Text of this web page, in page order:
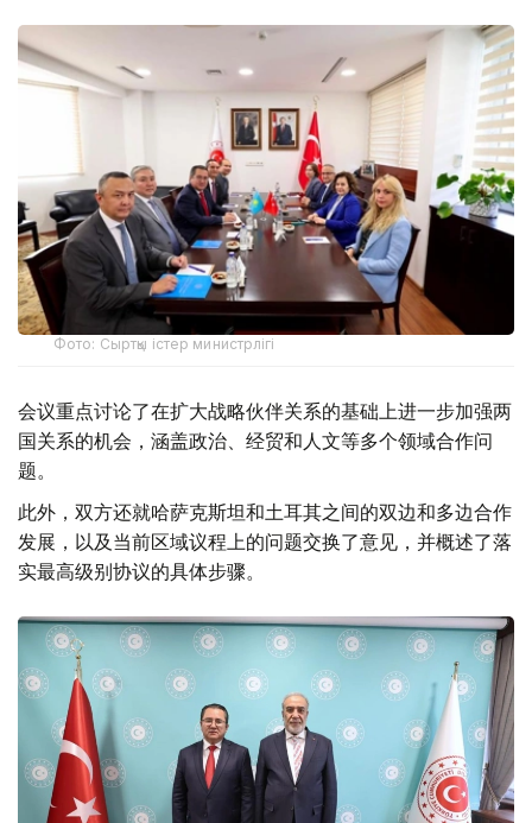
Фото: Сыртқы істер министрлігі
会议重点讨论了在扩大战略伙伴关系的基础上进一步加强两
国关系的机会，涵盖政治、经贸和人文等多个领域合作问
题。
此外，双方还就哈萨克斯坦和土耳其之间的双边和多边合作
发展，以及当前区域议程上的问题交换了意见，并概述了落
实最高级别协议的具体步骤。